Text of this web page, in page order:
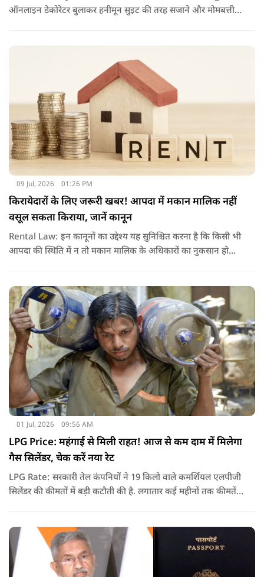
ऑनलाइन डेकोरेटर बुलाकर हनीमून सुइट की तरह सजाने और मोमबत्ती
09 Jul, 2026 01:26 PM
किरायेदारों के लिए जरूरी खबर! आपदा में मकान मालिक नहीं
वसूल सकता किराया, जानें कानून
Rental Law: इन कानूनों का उद्देश्य यह सुनिश्चित करना है कि किसी भी
आपदा की स्थिति में न तो मकान मालिक के अधिकारों का नुकसान हो
01 Jul, 2026 09:56 AM
LPG Price: महंगाई से मिली राहत! आज से कम दाम में मिलेगा
गैस सिलेंडर, चेक करें नया रेट
LPG Rate: सरकारी तेल कंपनियों ने 19 किलो वाले कमर्शियल एलपीजी
सिलेंडर की कीमतों में बड़ी कटौती की है. लगातार कई महीनों तक कीमतें